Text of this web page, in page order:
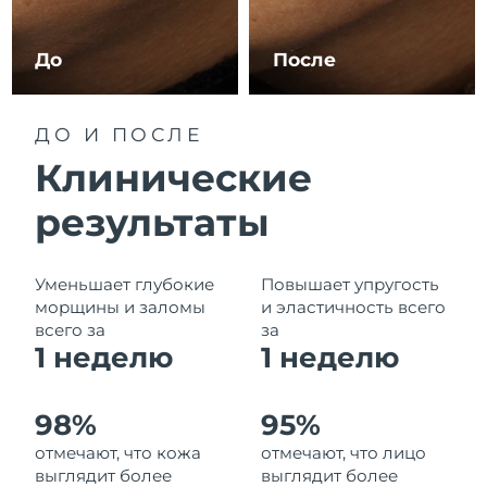
До После
ДО И ПОСЛЕ
Клинические
результаты
Уменьшает глубокие
морщины и заломы
всего за
1 неделю
Повышает упругость
и эластичность всего
за
1 неделю
98%
отмечают, что кожа
выглядит более
95%
отмечают, что лицо
выглядит более
Ливан
Ожидаемая дата доставки
Литва
Ожидаемая дата доставки
Макао (САР)
Ожидаемая дата доставки
Малайзия
Ожидаемая дата доставки
Мальта
Ожидаемая дата доставки
Мексика
Ожидаемая дата доставки